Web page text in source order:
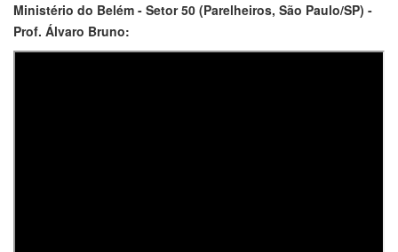
Ministério do Belém - Setor 50 (Parelheiros, São Paulo/SP) -
Prof. Álvaro Bruno: